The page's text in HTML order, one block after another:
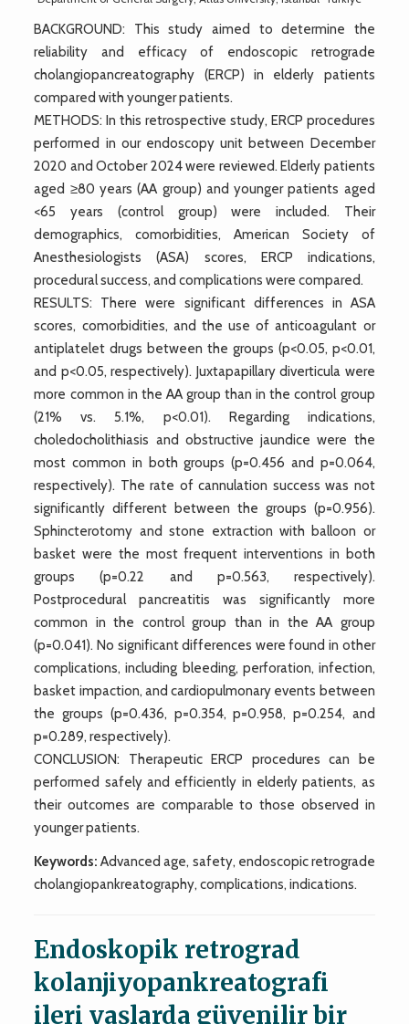
BACKGROUND: This study aimed to determine the
reliability and efficacy of endoscopic retrograde
cholangiopancreatography (ERCP) in elderly patients
compared with younger patients.
METHODS: In this retrospective study, ERCP procedures
performed in our endoscopy unit between December
2020 and October 2024 were reviewed. Elderly patients
aged ≥80 years (AA group) and younger patients aged
<65 years (control group) were included. Their
demographics, comorbidities, American Society of
Anesthesiologists (ASA) scores, ERCP indications,
procedural success, and complications were compared.
RESULTS: There were significant differences in ASA
scores, comorbidities, and the use of anticoagulant or
antiplatelet drugs between the groups (p<0.05, p<0.01,
and p<0.05, respectively). Juxtapapillary diverticula were
more common in the AA group than in the control group
(21% vs. 5.1%, p<0.01). Regarding indications,
choledocholithiasis and obstructive jaundice were the
most common in both groups (p=0.456 and p=0.064,
respectively). The rate of cannulation success was not
significantly different between the groups (p=0.956).
Sphincterotomy and stone extraction with balloon or
basket were the most frequent interventions in both
groups (p=0.22 and p=0.563, respectively).
Postprocedural pancreatitis was significantly more
common in the control group than in the AA group
(p=0.041). No significant differences were found in other
complications, including bleeding, perforation, infection,
basket impaction, and cardiopulmonary events between
the groups (p=0.436, p=0.354, p=0.958, p=0.254, and
p=0.289, respectively).
CONCLUSION: Therapeutic ERCP procedures can be
performed safely and efficiently in elderly patients, as
their outcomes are comparable to those observed in
younger patients.
Keywords: Advanced age, safety, endoscopic retrograde
cholangiopankreatography, complications, indications.
Endoskopik retrograd
kolanjiyopankreatografi
ileri yaşlarda güvenilir bir